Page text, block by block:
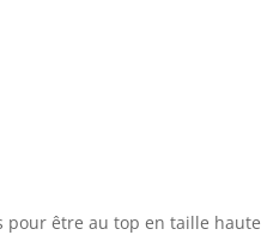
pour être au top en taille haute